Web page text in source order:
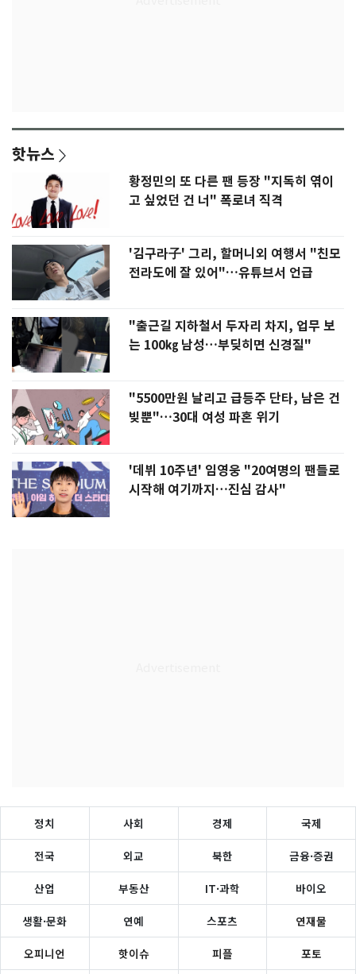
핫뉴스
황정민의 또 다른 팬 등장 "지독히 엮이
고 싶었던 건 너" 폭로녀 직격
'김구라子' 그리, 할머니외 여행서 "친모
전라도에 잘 있어"…유튜브서 언급
"출근길 지하철서 두자리 차지, 업무 보
는 100㎏ 남성…부딪히면 신경질"
"5500만원 날리고 급등주 단타, 남은 건
빚뿐"…30대 여성 파혼 위기
'데뷔 10주년' 임영웅 "20여명의 팬들로
시작해 여기까지…진심 감사"
정치 사회 경제 국제
전국 외교 북한 금융·증권
산업 부동산 IT·과학 바이오
생활·문화 연예 스포츠 연재물
오피니언 핫이슈 피플 포토